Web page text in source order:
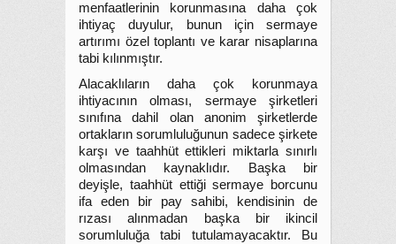
menfaatlerinin korunmasına daha çok
ihtiyaç duyulur, bunun için sermaye
artırımı özel toplantı ve karar nisaplarına
tabi kılınmıştır.
Alacaklıların daha çok korunmaya
ihtiyacının olması, sermaye şirketleri
sınıfına dahil olan anonim şirketlerde
ortakların sorumluluğunun sadece şirkete
karşı ve taahhüt ettikleri miktarla sınırlı
olmasından kaynaklıdır. Başka bir
deyişle, taahhüt ettiği sermaye borcunu
ifa eden bir pay sahibi, kendisinin de
rızası alınmadan başka bir ikincil
sorumluluğa tabi tutulamayacaktır. Bu